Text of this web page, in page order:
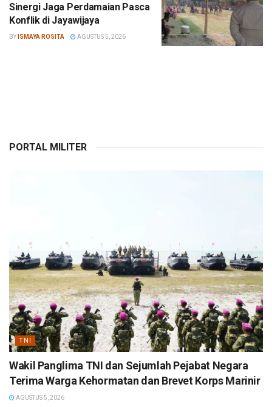
Sinergi Jaga Perdamaian Pasca
Konflik di Jayawijaya
BY ISMAYA ROSITA AGUSTUS 5, 2026
PORTAL MILITER
TNI
Wakil Panglima TNI dan Sejumlah Pejabat Negara
Terima Warga Kehormatan dan Brevet Korps Marinir
AGUSTUS 5, 2026